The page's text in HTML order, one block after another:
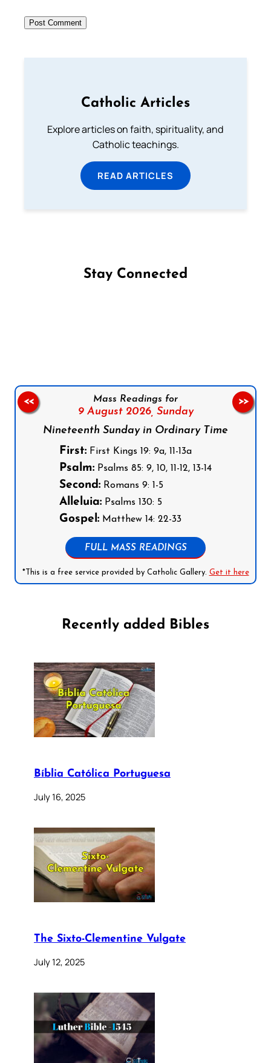
Catholic Articles
Explore articles on faith, spirituality, and
Catholic teachings.
READ ARTICLES
Stay Connected
Mass Readings for
9 August 2026, Sunday
Nineteenth Sunday in Ordinary Time
First: First Kings 19: 9a, 11-13a
Psalm: Psalms 85: 9, 10, 11-12, 13-14
Second: Romans 9: 1-5
Alleluia: Psalms 130: 5
Gospel: Matthew 14: 22-33
FULL MASS READINGS
*This is a free service provided by Catholic Gallery. Get it here
<< >>
Recently added Bibles
Bíblia Católica Portuguesa
July 16, 2025
The Sixto-Clementine Vulgate
July 12, 2025